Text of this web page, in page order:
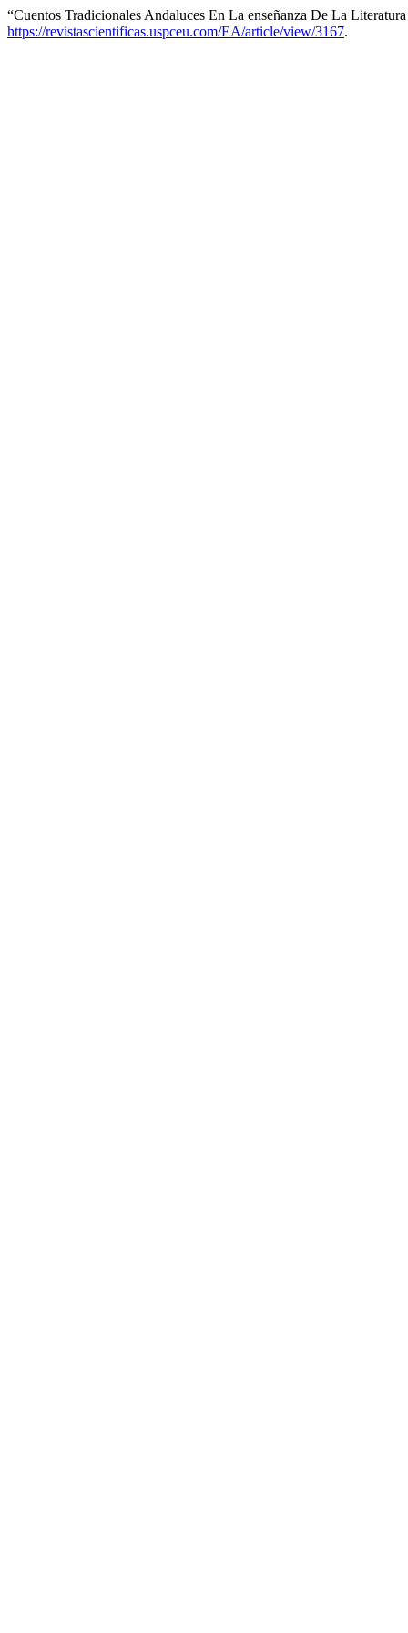
“Cuentos Tradicionales Andaluces En La enseñanza De La
https://revistascientificas.uspceu.com/EA/article/view/3167.